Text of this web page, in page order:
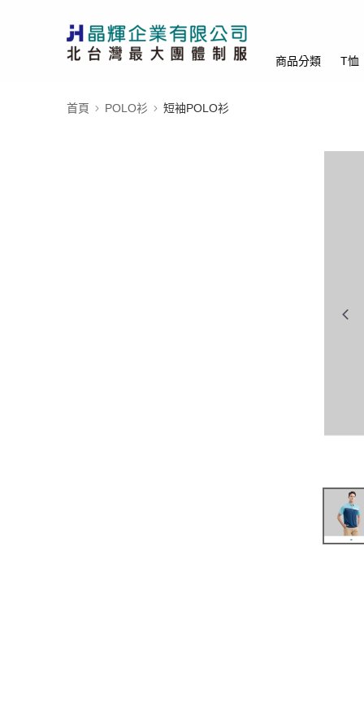
商品分類 T恤
首頁 POLO衫 短袖POLO衫